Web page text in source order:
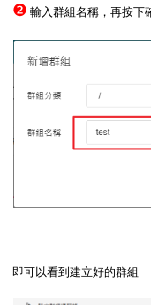
❷ 輸入群組名稱，再按下
即可以看到建立好的群組